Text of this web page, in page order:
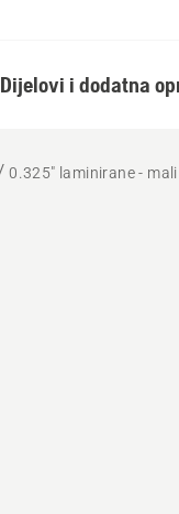
Dijelovi i dodatna
0.325" laminirane -